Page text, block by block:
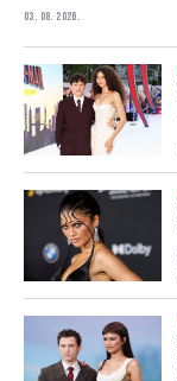
03. 08. 2026.